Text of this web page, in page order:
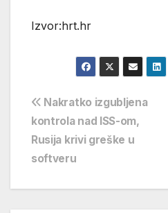
Izvor:hrt.hr
Navigacija
objava
Nakratko izgubljena
kontrola nad ISS-om,
Rusija krivi greške u
softveru